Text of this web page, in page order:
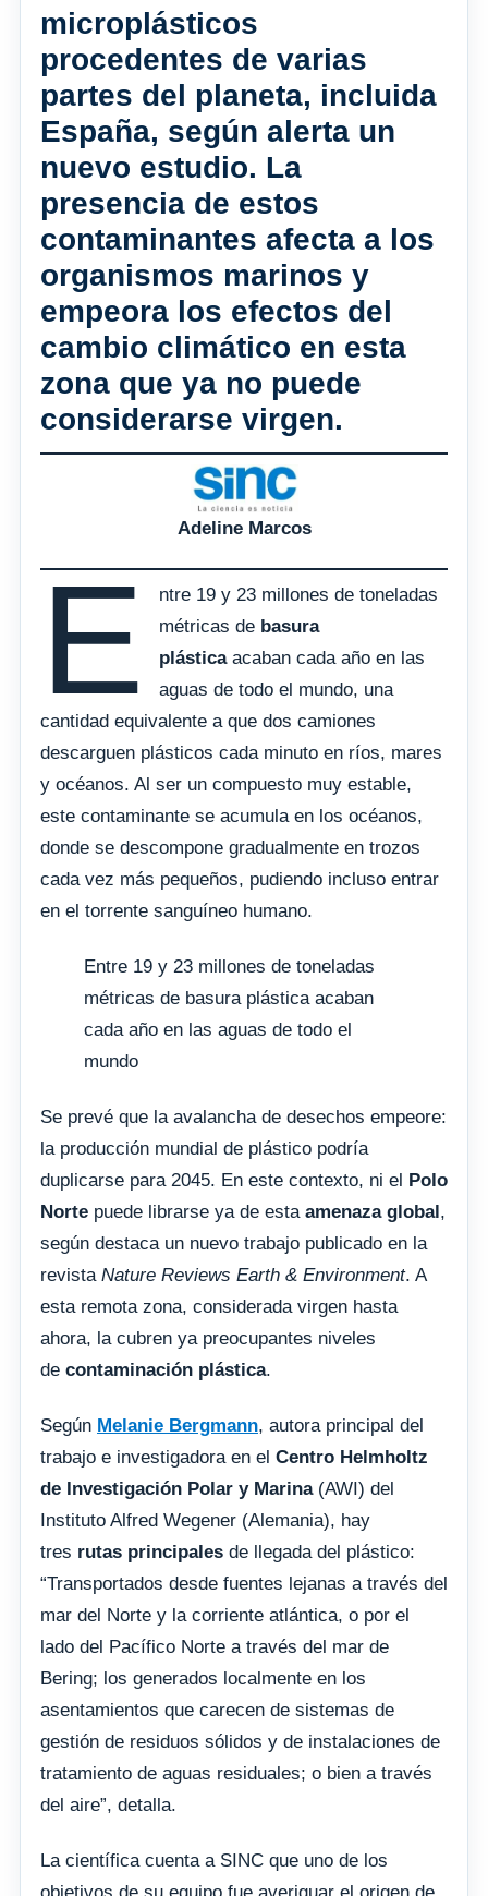
microplásticos
procedentes de varias
partes del planeta, incluida
España, según alerta un
nuevo estudio. La
presencia de estos
contaminantes afecta a los
organismos marinos y
empeora los efectos del
cambio climático en esta
zona que ya no puede
considerarse virgen.
Adeline Marcos
E
ntre 19 y 23 millones de toneladas
métricas de basura
plásticaacaban cada año en las
aguas de todo el mundo, una
cantidad equivalente a que dos camiones
descarguen plásticos cada minuto en ríos, mares
y océanos. Al ser un compuesto muy estable,
este contaminante se acumula en los océanos,
donde se descompone gradualmente en trozos
cada vez más pequeños, pudiendo incluso entrar
en el torrente sanguíneo humano.
Entre 19 y 23 millones de toneladas
métricas de basura plástica acaban
cada año en las aguas de todo el
mundo
Se prevé que la avalancha de desechos empeore:
la producción mundial de plástico podría
duplicarse para 2045. En este contexto, ni el
Polo
Norte puede librarse ya de esta amenaza global ,
según destaca un nuevo trabajo publicado en la
revista Nature Reviews Earth & Environment. A
esta remota zona, considerada virgen hasta
ahora, la cubren ya preocupantes niveles
de contaminación plástica.
Según Melanie Bergmann, autora principal del
trabajo e investigadora en el Centro Helmholtz
de Investigación Polar y Marina(AWI) del
Instituto Alfred Wegener (Alemania), hay
tres rutas principales de llegada del plástico:
“Transportados desde fuentes lejanas a través del
mar del Norte y la corriente atlántica, o por el
lado del Pacífico Norte a través del mar de
Bering; los generados localmente en los
asentamientos que carecen de sistemas de
gestión de residuos sólidos y de instalaciones de
tratamiento de aguas residuales; o bien a través
del aire”, detalla.
La científica cuenta a SINC que uno de los